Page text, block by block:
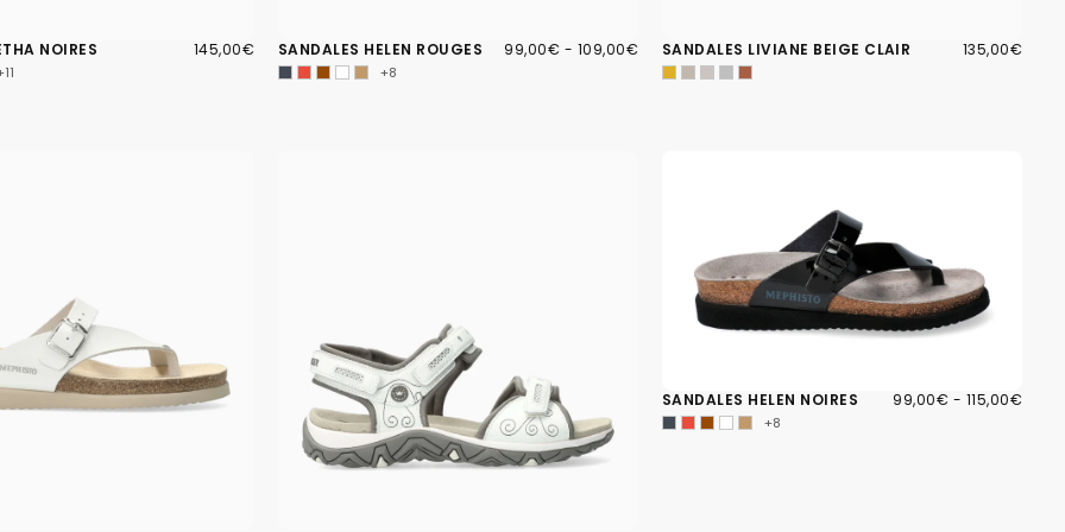
NOIRES 145,00€
PRIX
145,00€ SANDALES HELEN ROUGES 99,00€
PRIX
99,00€ - PRIX
109,00€
+8
SANDALES LIVIANE BEIGE CLAIR 135,00€
PRIX
135,00€
SANDALES HELEN NOIRES 99,00€
PRIX
99,00€ - PRIX
115,00€
+8